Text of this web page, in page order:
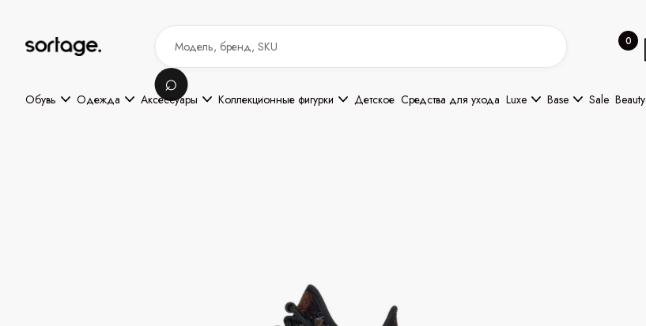
0
Обувь Одежда Аксессуары Коллекционные фигурки Детское Средства для ухода Luxe Base Sale Beauty